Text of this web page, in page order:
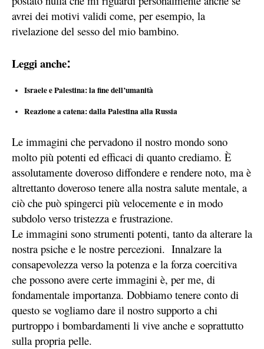
avrei dei motivi validi come, per esempio, la
rivelazione del sesso del mio bambino.
Leggi anche:
Israele e Palestina: la fine dell’umanità
Reazione a catena: dalla Palestina alla Russia
Le immagini che pervadono il nostro mondo sono
molto più potenti ed efficaci di quanto crediamo. È
assolutamente doveroso diffondere e rendere noto, ma è
altrettanto doveroso tenere alla nostra salute mentale, a
ciò che può spingerci più velocemente e in modo
subdolo verso tristezza e frustrazione.
Le immagini sono strumenti potenti, tanto da alterare la
nostra psiche e le nostre percezioni. Innalzare la
consapevolezza verso la potenza e la forza coercitiva
che possono avere certe immagini è, per me, di
fondamentale importanza. Dobbiamo tenere conto di
questo se vogliamo dare il nostro supporto a chi
purtroppo i bombardamenti li vive anche e soprattutto
sulla propria pelle.